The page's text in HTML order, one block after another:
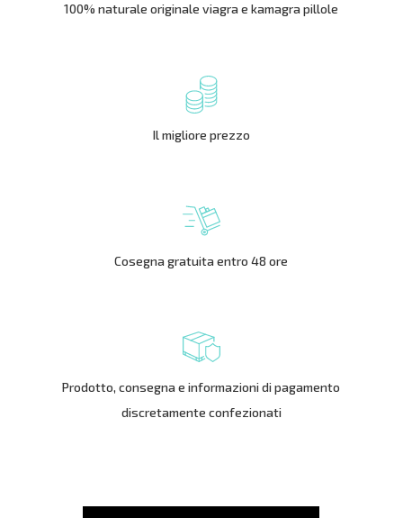
100% naturale originale viagra e kamagra pillole
Il migliore prezzo
Cosegna gratuita entro 48 ore
Prodotto, consegna e informazioni di pagamento
discretamente confezionati